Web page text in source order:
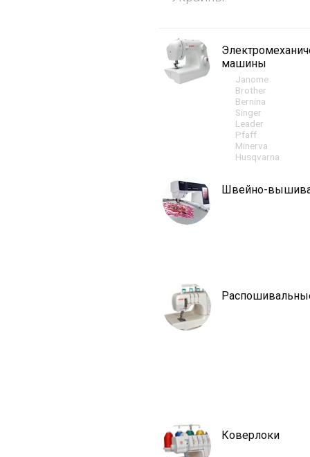
машины
Janome
Brother
Bernina
Singer
Leader
Pfaff
Minerva
Husqvarna
Швейно-
Коверлоки